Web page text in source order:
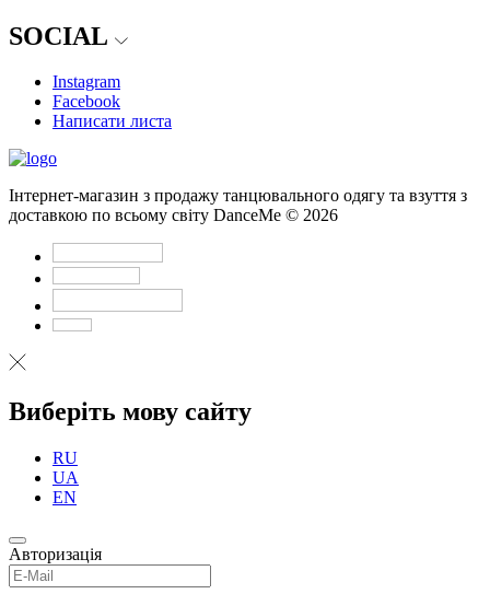
SOCIAL
Instagram
Facebook
Написати листа
Інтернет-магазин з продажу танцювального одягу та взуття з
доставкою по всьому світу DanceMe © 2026
Виберіть мову сайту
RU
UA
EN
Авторизація